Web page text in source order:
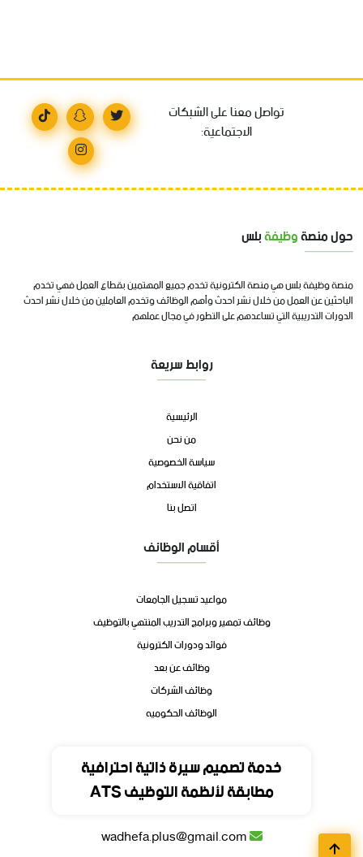
خدمة تصميم سيرة ذاتية احترافية
مطابقة لأنظمة التوظيف ATS
تواصل معنا على الشبكات
الاجتماعية:
حول منصةوظيفةبلس
منصة وظيفة بلس هي منصة الكترونية تخدم جميع المهتمين بقطاع العمل فهي تخدم
الباحثين عن العمل من خلال نشر احدث وأهم الوظائف وتخدم العاملين من خلال نشر احدث
الدورات التدريبية التي تساعدهم على التطور في مجال عملهم
روابط سريعة
الرئيسية
من نحن
سياسة الخصوصية
اتفاقية الاستخدام
اتصل بنا
أقسام الوظائف
مواعيد تسجيل الجامعات
وظائف تمهير وبرامج التدريب المنتهي بالتوظيف
فوائد ودورات الكترونية
وظائف عن بعد
وظائف الشركات
الوظائف الحكوميه
المملكة العربية السعودية